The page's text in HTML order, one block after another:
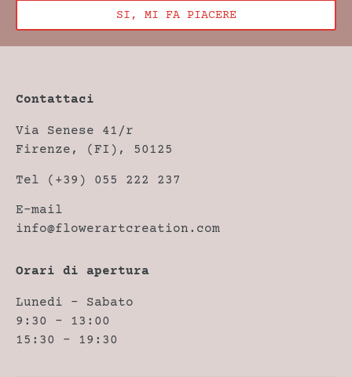
SI, MI FA PIACERE
Contattaci
Via Senese 41/r
Firenze, (FI), 50125
Tel (+39) 055 222 237
E-mail
info@flowerartcreation.com
Orari di apertura
Lunedi – Sabato
9:30 – 13:00
15:30 – 19:30